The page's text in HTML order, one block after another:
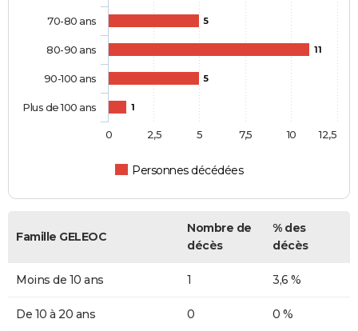
5
11
5
1
Personnes décédées
70-80 ans
80-90 ans
90-100 ans
Plus de 100 ans
0 10
2,5 5 7,5 12,5
Famille GELEOC
Nombre de
décès
% des
décès
Moins de 10 ans 1 3,6 %
De 10 à 20 ans 0 0 %